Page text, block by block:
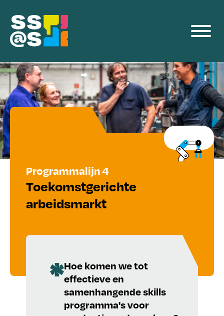
Producten
Voor Bedrijven
Events
Team
Blog
Contact
Programmalijn 4
Toekomstgerichte
arbeidsmarkt
Hoe komen we tot
effectieve en
samenhangende skills
programma's voor